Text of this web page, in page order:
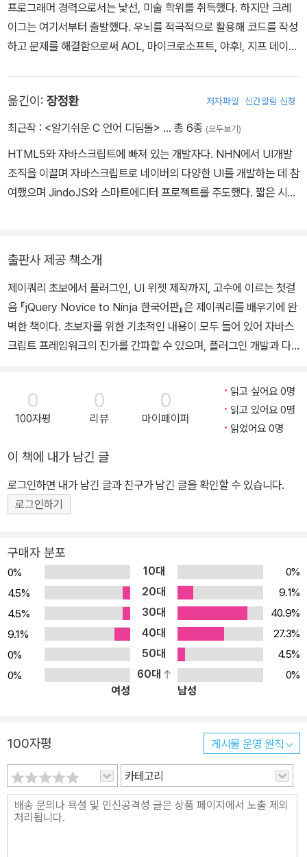
험을 진행한 얼은 인터넷을 사회적 변화의 윤활유로서가 아니라 과소
평가되는 ECMAScript 가젯과 흥미롭지만 시간을 낭비하는 기술을
긍정적으로 활성화시키는 도구로 생각한다.
프로그래머 경력으로서는 낯선, 미술 학위를 취득했다. 하지만 크레
이그는 여기서부터 출발했다. 우뇌를 적극적으로 활용해 코드를 작성
하고 문제를 해결함으로써 AOL, 마이크로소프트, 야후!, 지프 데이비
책도 출판한다. 1995년 자바스크립트를 사용하기 시작해 더글러스
크록포드가 자바스크립트를 전파하기 이전부터 자바스크립트의 장점
여하고 있다.
옮긴이: 장정환 저자파일 신간알림 신청
최근작 : <알기쉬운 C 언어 디딤돌> … 총 6종 (모두보기)
HTML5와 자바스크립트에 빠져 있는 개발자다. NHN에서 UI개발
조직을 이끌며 자바스크립트로 네이버의 다양한 UI를 개발하는 데 참
여했으며 JindoJS와 스마트에디터 프로젝트를 주도했다. 짧은 시간
출간된 『방탄 Ajax』(2007년), 『Ajax 첫걸음』(2011년), 『jQuery N
ovice to Ninja 한국어판』(2011년) 등을 번역했고, 『엔터프라이즈
Ajax』(2010년)을 감수했다.
출판사 제공 책소개
제이쿼리 초보에서 플러그인, UI 위젯 제작까지, 고수에 이르는 첫걸
음 『jQuery Novice to Ninja 한국어판』은 제이쿼리를 배우기에 완
벽한 책이다. 초보자를 위한 기초적인 내용이 모두 들어 있어 자바스
크립트 프레임워크의 진가를 간파할 수 있으며, 플러그인 개발과 다
간단히 적용할 수 있게 만들어주는 프레임워크다. 간단한 몇 줄의 제
이쿼리 코드만으로 수십 줄의 자바스크립트를 작성한 것과 같은 효과
사람에게 자바스크립트의 강력함을 알릴 수 있다. ★ 이 책에서 다루
는 내용 ★ 이 책을 다 읽을 때쯤이면 HTML과 CSS로 구성된 정적
인 페이지에 제이쿼리 마법을 적용해 생명을 불어 넣을 수 있을 것이
다. 페이지의 엘리먼트를 선택하고, 이동시키고, 완전히 제거하고, Aj
메이션을 적용하는 방법을 배운다. 간단히 말하면 HTML과 CSS를
자유롭게 다룰 수 있다. 또한 제이쿼리 UI 라이브러리의 강력한 기능
에 대해서도 알아본다. ★ 이 책의 대상 독자 ★ 사이트에 멋진 인터
랙션을 넣고 싶어하는 웹 디자이너라면 이미 제이쿼리에 대해 들어본
적이 있을 것이고 제이쿼리에 대한 자세한 내용을 궁금해할 것이다.
이 책에서 바로 해답을 찾을 수 있다. 자바스크립트를 사용한 경험이
있지만 겉으로 보기엔 간단한데도 매우 복잡하다는 사실에 좌절해 본
일이 있는 개발자라면 이 책을 통해 제이쿼리를 활용하는 방법을 제
준을 한 단계로 높이고자 하는 사람 또한 이 책을 통해 좋은 개발 조언
과 깊은 지식을 얻을 수 있을 것이다. 이 책을 보려면 우선 HTML과
CSS에 대해 중급에서 고급 수준으로 알고 있어야 한다. 제이쿼리에
서는 CSS 형태의 선택자를 사용해 페이지 엘리먼트를 선택하기 때
문이다. 기초적인 프로그래밍 지식이 있다면 도움이 될 것이다. 제이
쿼리는 추상화가 잘 되어 있긴 하지만 기본적으로는 자바스크립트이
0
100자평
0
리뷰
0
마이페이퍼
읽고 싶어요 0명
읽고 있어요 0명
읽었어요 0명
이 책에 내가 남긴 글
로그인하면 내가 남긴 글과 친구가 남긴 글을 확인할 수 있습니다.
로그인하기
구매자 분포
0% 10대
0%
4.5%
20대
9.1%
4.5%
30대
40.9%
9.1%
40대
27.3%
0%
50대
4.5%
0%
60대
0%
여성
남성
100자평 게시물 운영 원칙
카테고리